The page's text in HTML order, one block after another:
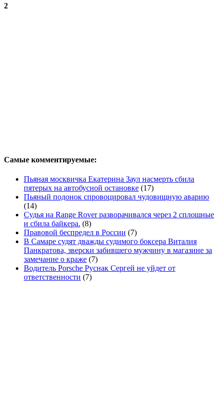
2
Самые комментируемые:
Пьяная москвичка Екатерина Заул насмерть сбила
пятерых на автобусной остановке (17)
Пьяный подонок спровоцировал чудовищную аварию
(14)
Судья на Range Rover разворачивался через 2 сплошные
и сбила байкера. (8)
Правовой беспредел в России (7)
В Самаре судят дважды судимого боксера Виталия
Панкратова, зверски забившего мужчину в магазине за
замечание о краже (7)
Водитель Porsche Руснак Сергей не уйдет от
ответственности (7)